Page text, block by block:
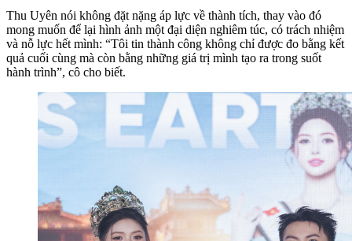
Thu Uyên nói không đặt nặng áp lực về thành tích, thay vào đó
mong muốn để lại hình ảnh một đại diện nghiêm túc, có trách nhiệm
và nỗ lực hết mình: “Tôi tin thành công không chỉ được đo bằng kết
quả cuối cùng mà còn bằng những giá trị mình tạo ra trong suốt
hành trình”, cô cho biết.